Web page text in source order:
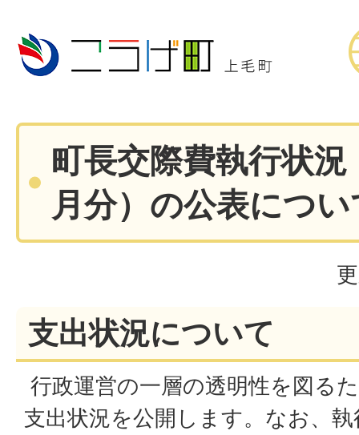
町長交際費執行状
月分）の公表につ
支出状況について
行政運営の一層の透明性を図る
支出状況を公開します。なお、